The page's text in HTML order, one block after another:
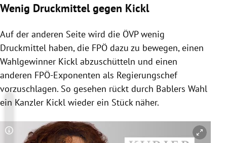
Wenig Druckmittel gegen Kickl
Auf der anderen Seite wird die ÖVP wenig
Druckmittel haben, die FPÖ dazu zu bewegen, einen
Wahlgewinner Kickl abzuschütteln und einen
anderen FPÖ-Exponenten als Regierungschef
vorzuschlagen. So gesehen rückt durch Bablers Wahl
ein Kanzler Kickl wieder ein Stück näher.
Copyright-Hinweis öffnen/schließen